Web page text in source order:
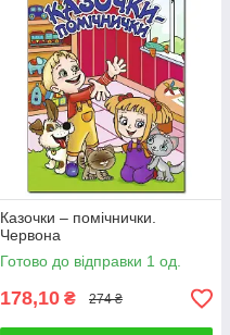
Казочки – помічнички.
Червона
Готово до відправки 1 од.
178,10 ₴ 274 ₴